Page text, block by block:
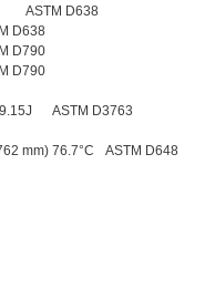
ASTM D638
D638
D790
D790
9.15J
ASTM D3763
mm) 76.7°C
ASTM D648